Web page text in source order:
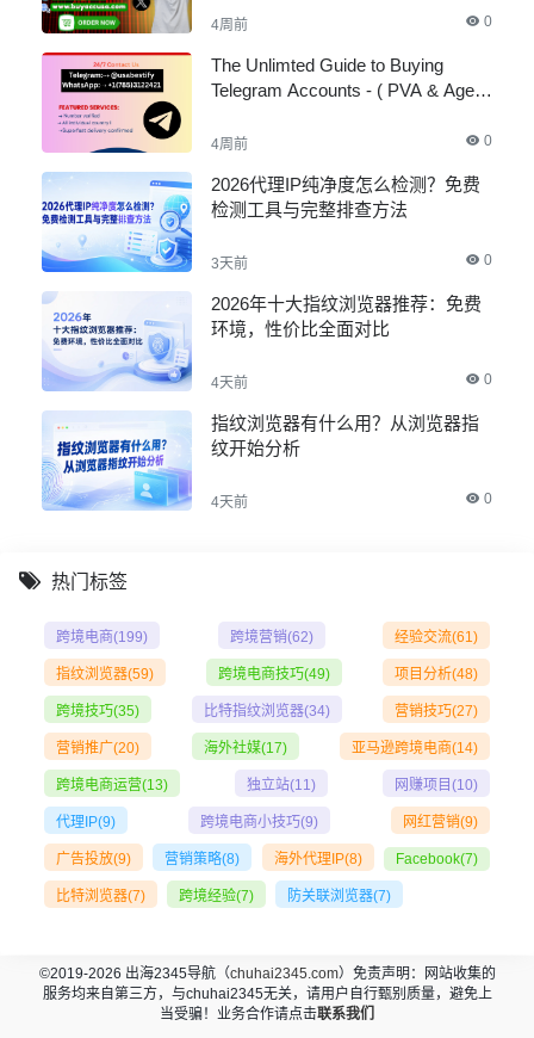
4周前 0
The Unlimted Guide to Buying
Telegram Accounts - ( PVA & Aged
4周前 0
2026代理IP纯净度怎么检测？免费
检测工具与完整排查方法
3天前 0
2026年十大指纹浏览器推荐：免费
环境，性价比全面对比
4天前 0
指纹浏览器有什么用？从浏览器指
纹开始分析
4天前 0
热门标签
跨境电商(199) 跨境营销(62) 经验交流(61)
指纹浏览器(59) 跨境电商技巧(49) 项目分析(48)
跨境技巧(35) 比特指纹浏览器(34) 营销技巧(27)
营销推广(20) 海外社媒(17) 亚马逊跨境电商(14)
跨境电商运营(13) 独立站(11) 网赚项目 (10)
代理IP(9) 跨境电商小技巧(9) 网红营销(9)
广告投放(9) 营销策略(8) 海外代理IP(8) Facebook(7)
比特浏览器(7) 跨境经验(7) 防关联浏览器(7)
©2019-2026 出海2345导航（chuhai2345.com）免责声明：网站收集的
服务均来自第三方，与chuhai2345无关，请用户自行甄别质量，避免上
当受骗！业务合作请点击联系我们